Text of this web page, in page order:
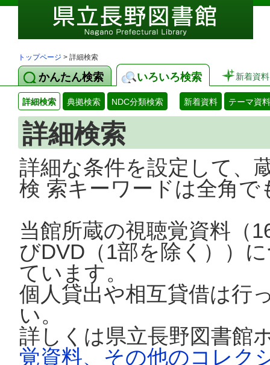
トップページ > 詳細検索
かんたん検索 いろいろ検索 新着資料
詳細検索 典拠検索 NDC分類検索 新着資料 テーマ資料
詳細検索
詳細な条件を設定して、
検 索キーワードは全角
当館所蔵の視聴覚資料（
びDVD（1部を除く））
ています。
個人貸出や相互貸借は行
い。
詳しくは県立長野図書館
覚資料、その他のコレク